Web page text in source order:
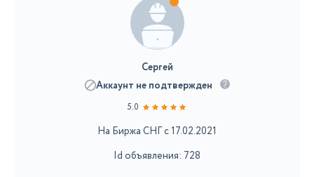
Сергей
Аккаунт не подтвержден
5.0
На Биржа СНГ с 17.02.2021
Id объявления: 728